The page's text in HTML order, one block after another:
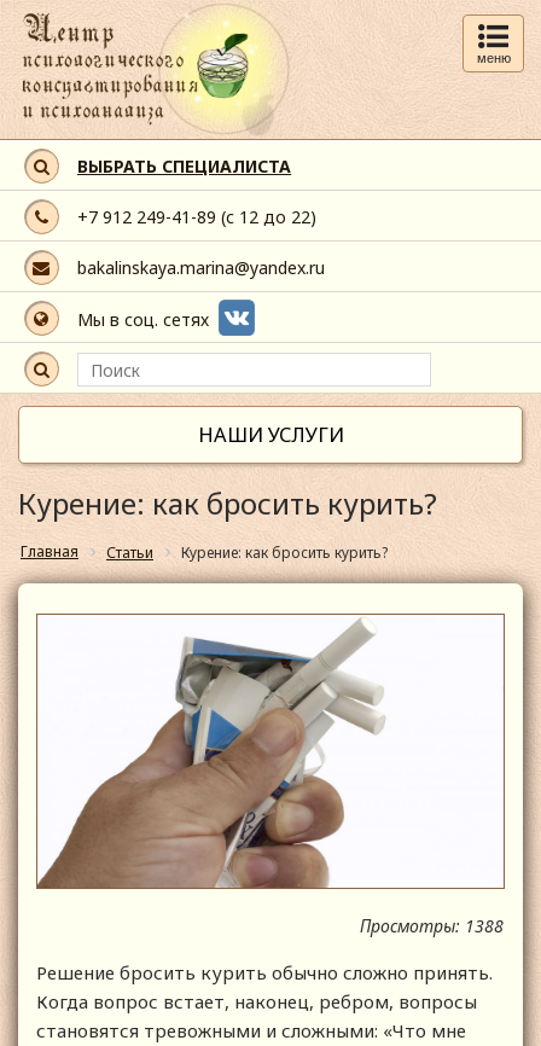
меню
ВЫБРАТЬ СПЕЦИАЛИСТА
+7 912 249-41-89 (с 12 до 22)
bakalinskaya.marina@yandex.ru
Мы в соц. сетях
НАШИ УСЛУГИ
Курение: как бросить курить?
Главная Статьи Курение: как бросить курить?
Просмотры: 1388
Решение бросить курить обычно сложно принять.
Когда вопрос встает, наконец, ребром, вопросы
становятся тревожными и сложными: «Что мне